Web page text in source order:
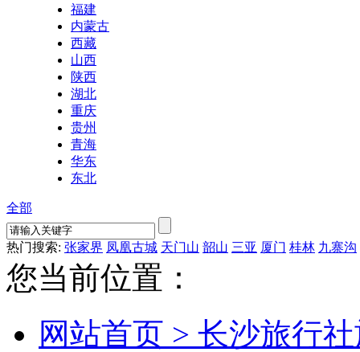
福建
内蒙古
西藏
山西
陕西
湖北
重庆
贵州
青海
华东
东北
全部
热门搜索: 张家界 凤凰古城 天门山 韶山 三亚 厦门 桂林 九寨沟
您当前位置：
网站首页 > 长沙旅行